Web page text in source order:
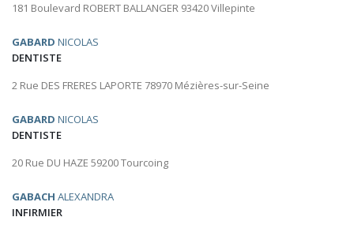
181 Boulevard ROBERT BALLANGER 93420 Villepinte
GABARD NICOLAS
DENTISTE
2 Rue DES FRERES LAPORTE 78970 Mézières-sur-Seine
GABARD NICOLAS
DENTISTE
20 Rue DU HAZE 59200 Tourcoing
GABACH ALEXANDRA
INFIRMIER